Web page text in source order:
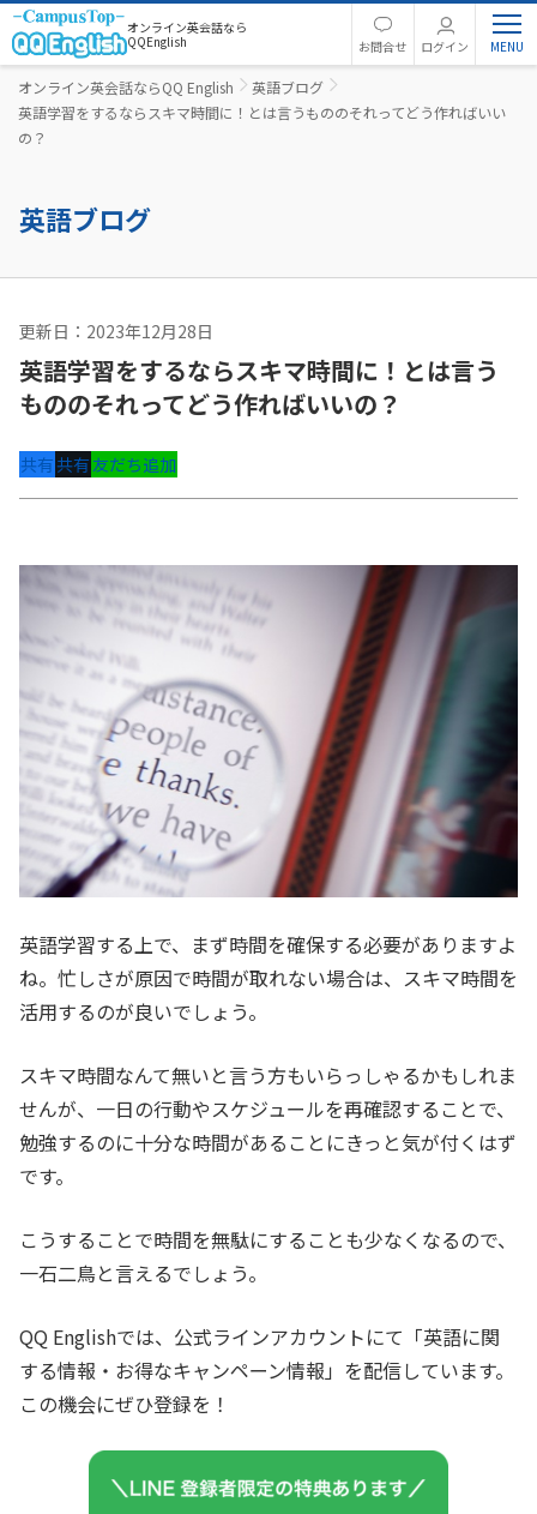
オンライン英会話なら
QQEnglish
お問合せ ログイン
オンライン英会話ならQQ English
英語ブログ
英語学習をするならスキマ時間に！とは言うもののそれってどう作ればいい
の？
英語ブログ
更新日：2023年12月28日
英語学習をするならスキマ時間に！とは言う
もののそれってどう作ればいいの？
共有共有友だち追加
英語学習する上で、まず時間を確保する必要がありますよ
ね。忙しさが原因で時間が取れない場合は、スキマ時間を
活用するのが良いでしょう。
スキマ時間なんて無いと言う方もいらっしゃるかもしれま
せんが、一日の行動やスケジュールを再確認することで、
勉強するのに十分な時間があることにきっと気が付くはず
です。
こうすることで時間を無駄にすることも少なくなるので、
一石二鳥と言えるでしょう。
QQ Englishでは、公式ラインアカウントにて「英語に関
する情報・お得なキャンペーン情報」を配信しています。
この機会にぜひ登録を！